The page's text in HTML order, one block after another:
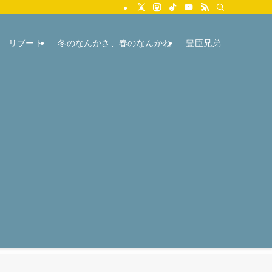
リブート 冬のなんかさ、春のなんかね 豊臣兄弟